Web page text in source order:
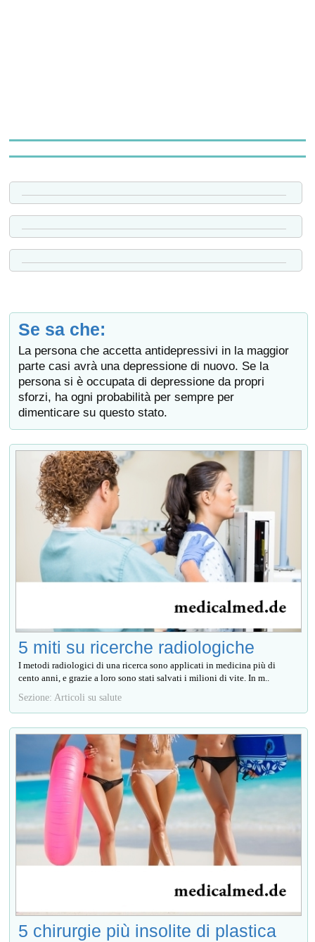
Se sa che:
La persona che accetta antidepressivi in la maggior
parte casi avrà una depressione di nuovo. Se la
persona si è occupata di depressione da propri
sforzi, ha ogni probabilità per sempre per
dimenticare su questo stato.
5 miti su ricerche radiologiche
I metodi radiologici di una ricerca sono applicati in medicina più di
cento anni, e grazie a loro sono stati salvati i milioni di vite. In m..
Sezione: Articoli su salute
5 chirurgie più insolite di plastica